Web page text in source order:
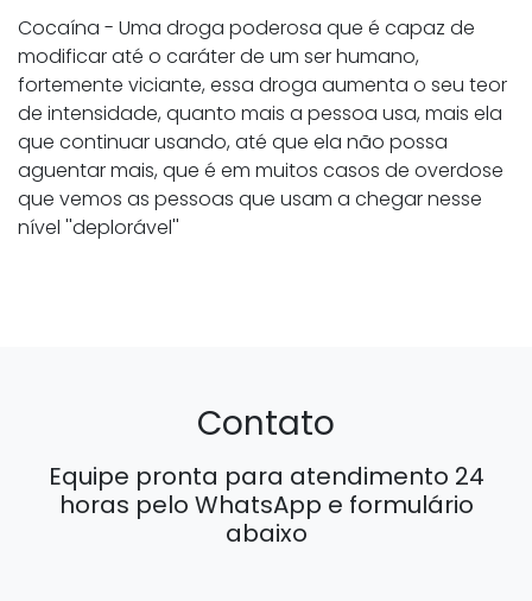
Cocaína - Uma droga poderosa que é capaz de
modificar até o caráter de um ser humano,
fortemente viciante, essa droga aumenta o seu teor
de intensidade, quanto mais a pessoa usa, mais ela
que continuar usando, até que ela não possa
aguentar mais, que é em muitos casos de overdose
que vemos as pessoas que usam a chegar nesse
nível ''deplorável''
Contato
Equipe pronta para atendimento 24
horas pelo WhatsApp e formulário
abaixo